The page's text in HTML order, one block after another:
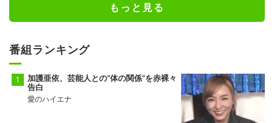
もっと見る
番組ランキング
加護亜依、芸能人との“体の関係”を赤裸々
告白
愛のハイエナ